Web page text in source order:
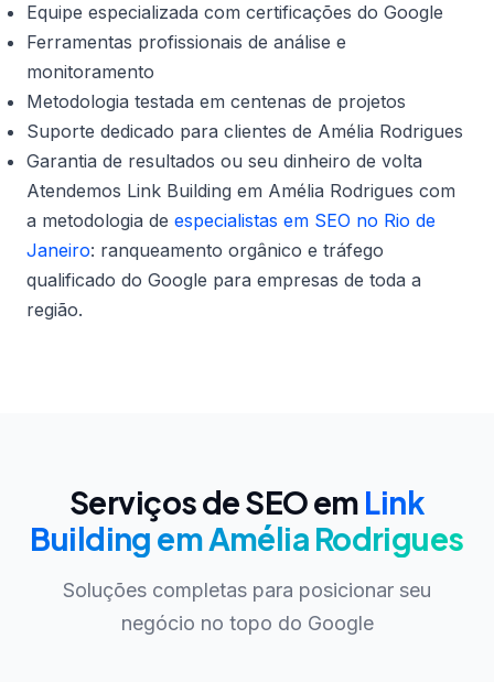
Equipe especializada com certificações do Google
Ferramentas profissionais de análise e
monitoramento
Metodologia testada em centenas de projetos
Suporte dedicado para clientes de Amélia Rodrigues
Garantia de resultados ou seu dinheiro de volta
Atendemos Link Building em Amélia Rodrigues com
a metodologia de especialistas em SEO no Rio de
Janeiro: ranqueamento orgânico e tráfego
qualificado do Google para empresas de toda a
região.
Serviços de SEO em Link
Building em Amélia Rodrigues
Soluções completas para posicionar seu
negócio no topo do Google